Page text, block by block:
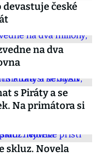
devastuje české
na dva
s Piráty a se
Na primátora si
skluz. Novela